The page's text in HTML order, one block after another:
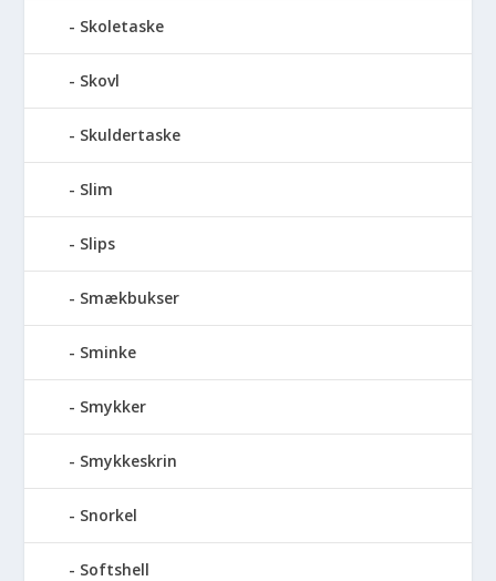
Skoletaske
Skovl
Skuldertaske
Slim
Slips
Smækbukser
Sminke
Smykker
Smykkeskrin
Snorkel
Softshell